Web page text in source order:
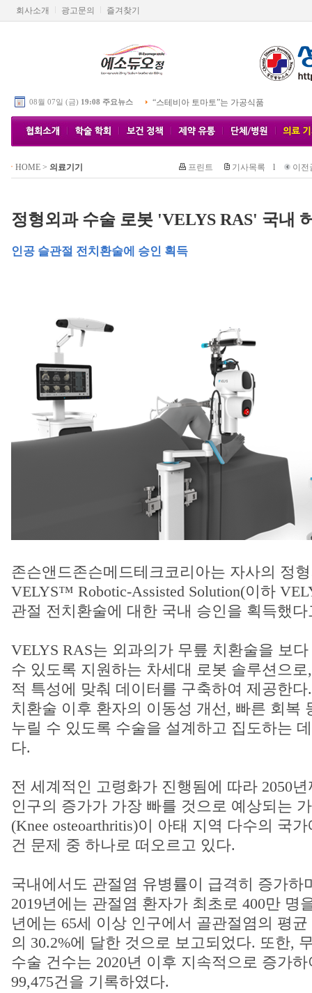
회사소개 광고문의 즐겨찾기
08월 07일 (금) 19:08 주요뉴스 “스테비아 토마토”는 가공식품
HOME> 의료기기 프린트 기사목록 l 이전
정형외과 수술 로봇 'VELYS RAS' 국내
인공 슬관절 전치환술에 승인 획득
존슨앤드존슨메드테크코리아는 자사의 정
VELYS™ Robotic-Assisted Solution(이하
관절 전치환술에 대한 국내 승인을 획득했
VELYS RAS는 외과의가 무릎 치환술을 보
수 있도록 지원하는 차세대 로봇 솔루션으
적 특성에 맞춰 데이터를 구축하여 제공한
치환술 이후 환자의 이동성 개선, 빠른 회복
누릴 수 있도록 수술을 설계하고 집도하는
다.
전 세계적인 고령화가 진행됨에 따라 2050
인구의 증가가 가장 빠를 것으로 예상되는
(Knee osteoarthritis)이 아태 지역 다수의 국
건 문제 중 하나로 떠오르고 있다.
국내에서도 관절염 유병률이 급격히 증가하
2019년에는 관절염 환자가 최초로 400만 명
년에는 65세 이상 인구에서 골관절염의 평
의 30.2%에 달한 것으로 보고되었다. 또한,
수술 건수는 2020년 이후 지속적으로 증가하
99,475건을 기록하였다.